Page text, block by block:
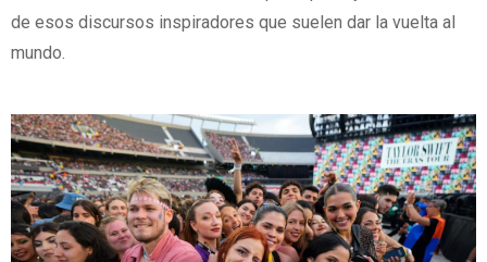
de esos discursos inspiradores que suelen dar la vuelta al
mundo.